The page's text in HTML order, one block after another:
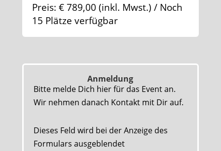
Preis: € 789,00 (inkl. Mwst.) / Noch
15 Plätze verfügbar
Anmeldung
Bitte melde Dich hier für das Event an.
Wir nehmen danach Kontakt mit Dir auf.
Dieses Feld wird bei der Anzeige des
Formulars ausgeblendet